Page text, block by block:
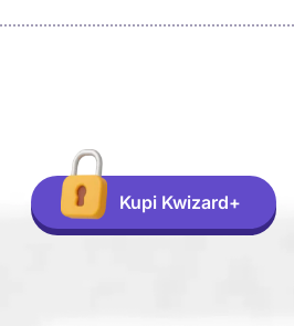
Kupi Kwizard+